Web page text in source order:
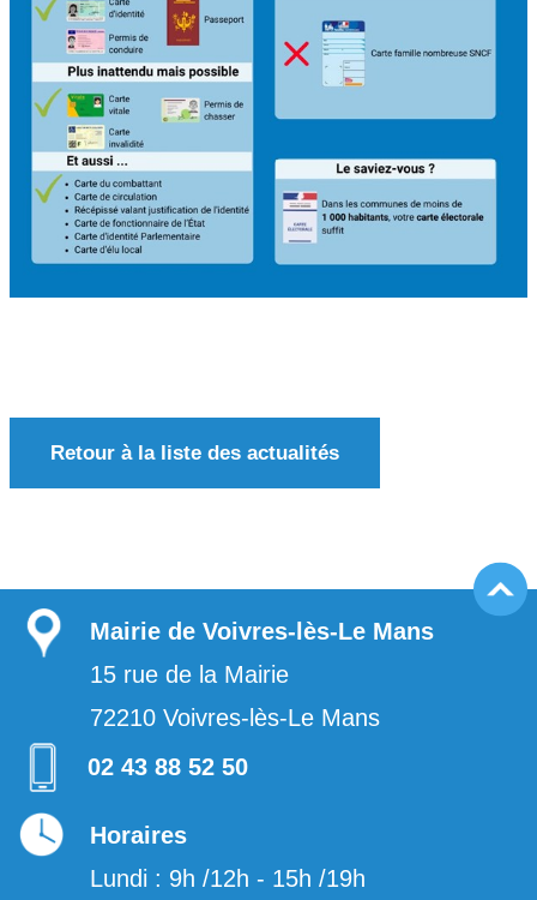
Retour à la liste des actualités
Mairie de Voivres-lès-Le Mans
15 rue de la Mairie
72210 Voivres-lès-Le Mans
02 43 88 52 50
Horaires
Lundi : 9h /12h - 15h /19h